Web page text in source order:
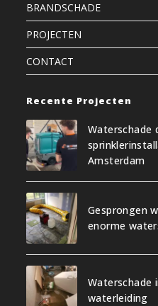
BRANDSCHADE
PROJECTEN
CONTACT
Recente Projecten
Waterschade
Amsterdam
Gesprongen
enorme
Waterschade
waterleiding